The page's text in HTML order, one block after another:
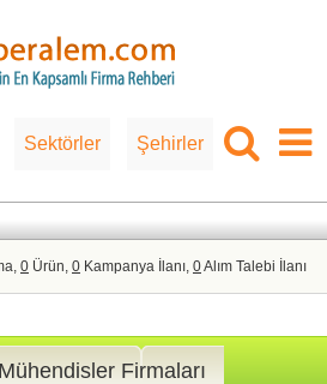
Sektörler Şehirler
0 Ürün, 0 Kampanya İlanı, 0Alım Talebi İlanı
Firmaları